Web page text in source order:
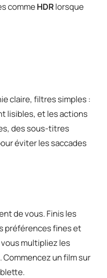
commeHDRlorsque
claire, filtres simples :
lisibles, et les actions
des sous-titres
éviter les saccades
de vous. Finis les
préférences fines et
multipliez les
un film sur